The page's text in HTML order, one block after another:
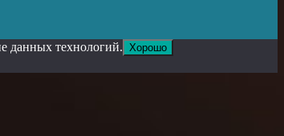
данных технологий. Хорошо